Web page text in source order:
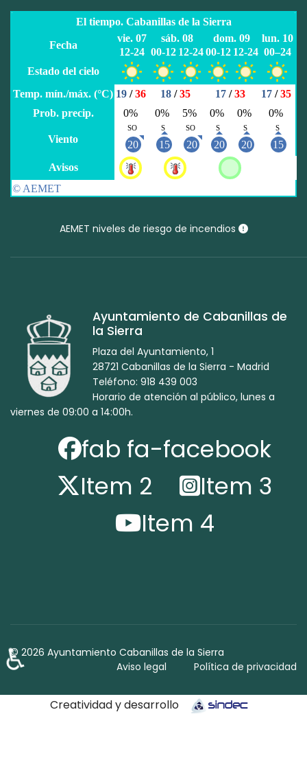
AEMET niveles de riesgo de incendios
Ayuntamiento de Cabanillas de
la Sierra
Plaza del Ayuntamiento, 1
28721 Cabanillas de la Sierra - Madrid
Teléfono: 918 439 003
Horario de atención al público, lunes a
viernes de 09:00 a 14:00h.
fab fa-facebook
Item 2
Item 3
Item 4
© 2026 Ayuntamiento Cabanillas de la Sierra
Aviso legal
Política de privacidad
Creatividad y desarrollo